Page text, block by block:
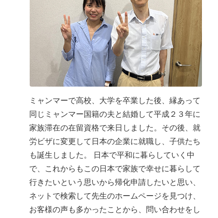
ミャンマーで高校、大学を卒業した後、縁あって
同じミャンマー国籍の夫と結婚して平成２３年に
家族滞在の在留資格で来日しました。その後、就
労ビザに変更して日本の企業に就職し、子供たち
も誕生しました。 日本で平和に暮らしていく中
で、これからもこの日本で家族で幸せに暮らして
行きたいという思いから帰化申請したいと思い、
ネットで検索して先生のホームページを見つけ、
お客様の声も多かったことから、問い合わせをし